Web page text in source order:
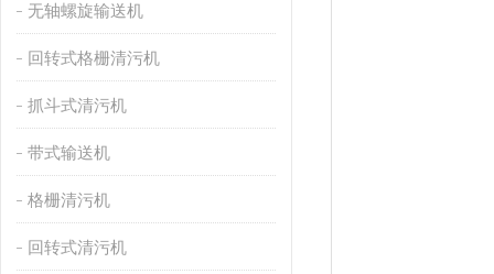
无轴螺旋输送机
回转式格栅清污机
抓斗式清污机
带式输送机
格栅清污机
回转式清污机